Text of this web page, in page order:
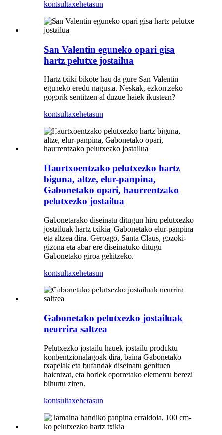
kontsultaxehetasun
San Valentin eguneko opari gisa
hartz pelutxe jostailua
Hartz txiki bikote hau da gure San Valentin
eguneko eredu nagusia. Neskak, ezkontzeko
gogorik sentitzen al duzue haiek ikustean?
kontsultaxehetasun
Haurtxoentzako pelutxezko hartz
biguna, altze, elur-panpina,
Gabonetako opari, haurrentzako
pelutxezko jostailua
Gabonetarako diseinatu ditugun hiru pelutxezko
jostailuak hartz txikia, Gabonetako elur-panpina
eta altzea dira. Geroago, Santa Claus, gozoki-
gizona eta abar ere diseinatuko ditugu
Gabonetako giroa gehitzeko.
kontsultaxehetasun
Gabonetako pelutxezko jostailuak
neurrira saltzea
Pelutxezko jostailu hauek jostailu produktu
konbentzionalagoak dira, baina Gabonetako
txapelak eta bufandak diseinatu genituen
haientzat, eta horiek oporretako elementu berezi
bihurtu ziren.
kontsultaxehetasun